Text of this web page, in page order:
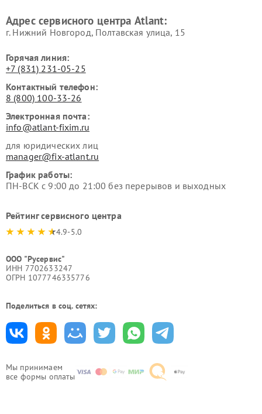
Мы принимаем
все формы оплаты
Адрес сервисного центра Atlant:
г. Нижний Новгород, Полтавская улица, 15
Горячая линия:
+7 (831) 231-05-25
Контактный телефон:
8 (800) 100-33-26
Электронная почта:
info@atlant-fixim.ru
для юридических лиц
manager@fix-atlant.ru
График работы:
ПН-ВСК с 9:00 до 21:00 без перерывов и выходных
Рейтинг сервисного центра
4.9-5.0
ООО "Русервис"
ИНН 7702633247
ОГРН 1077746335776
Поделиться в соц. сетях: